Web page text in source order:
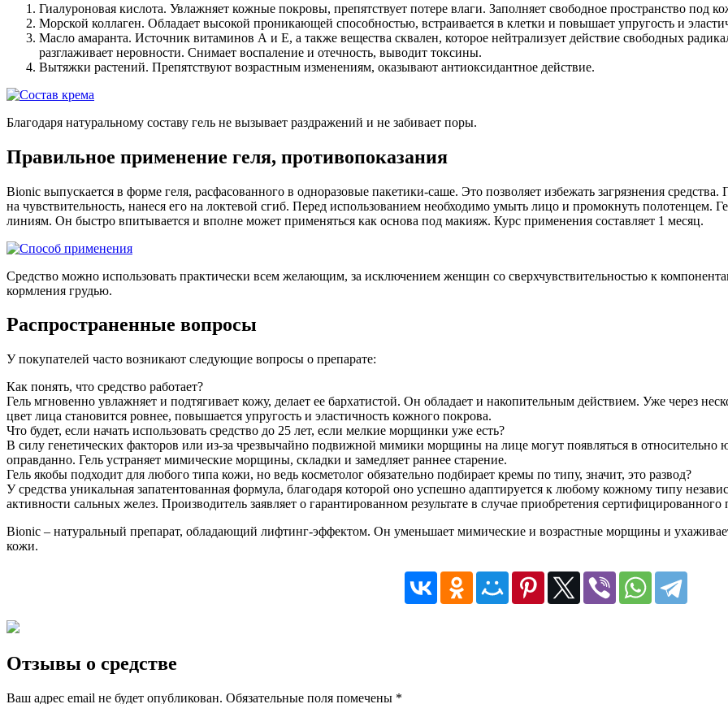
Гиалуроновая кислота. Увлажняет кожные покровы, препятствует потере влаги. Заполняет свободное пространство под
Морской коллаген. Обладает высокой проникающей способностью, встраивается в клетки и повышает упругость и
Масло амаранта. Источник витаминов А и Е, а также вещества сквален, которое нейтрализует действие свободных
разглаживает неровности. Снимает воспаление и отечность, выводит токсины.
Вытяжки растений. Препятствуют возрастным изменениям, оказывают антиоксидантное действие.
Благодаря натуральному составу гель не вызывает раздражений и не забивает поры.
Правильное применение геля, противопоказания
Bionic выпускается в форме геля, расфасованного в одноразовые пакетики-саше. Это позволяет избежать загрязнения
на чувствительность, нанеся его на локтевой сгиб. Перед использованием необходимо умыть лицо и промокнуть полотенцем.
линиям. Он быстро впитывается и вполне может применяться как основа под макияж. Курс применения составляет 1 месяц.
Средство можно использовать практически всем желающим, за исключением женщин со сверхчувствительностью к
кормления грудью.
Распространенные вопросы
У покупателей часто возникают следующие вопросы о препарате:
Как понять, что средство работает?
Гель мгновенно увлажняет и подтягивает кожу, делает ее бархатистой. Он обладает и накопительным действием. Уже через
цвет лица становится ровнее, повышается упругость и эластичность кожного покрова.
Что будет, если начать использовать средство до 25 лет, если мелкие морщинки уже есть?
В силу генетических факторов или из-за чрезвычайно подвижной мимики морщины на лице могут появляться в относительно
оправданно. Гель устраняет мимические морщины, складки и замедляет раннее старение.
Гель якобы подходит для любого типа кожи, но ведь косметолог обязательно подбирает кремы по типу, значит, это развод?
У средства уникальная запатентованная формула, благодаря которой оно успешно адаптируется к любому кожному типу
активности сальных желез. Производитель заявляет о гарантированном результате в случае приобретения
Bionic – натуральный препарат, обладающий лифтинг-эффектом. Он уменьшает мимические и возрастные морщины и
кожи.
Отзывы о средстве
Ваш адрес email не будет опубликован. Обязательные поля помечены *